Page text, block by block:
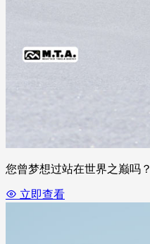
您曾梦想过站在世界之巅吗？
立即查看